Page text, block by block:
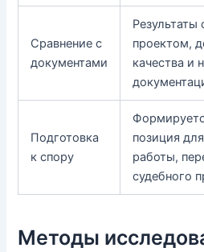
Сравнение с
документами
Результаты
проектом,
качества и
Подготовка
к спору
позиция
работы,
судебного
Методы